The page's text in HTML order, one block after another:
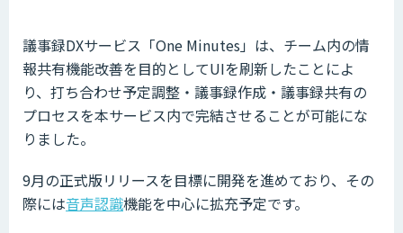
議事録DXサービス「One Minutes」は、チーム内の情
報共有機能改善を目的としてUIを刷新したことによ
り、打ち合わせ予定調整・議事録作成・議事録共有の
プロセスを本サービス内で完結させることが可能にな
りました。
9月の正式版リリースを目標に開発を進めており、その
際には音声認識機能を中心に拡充予定です。